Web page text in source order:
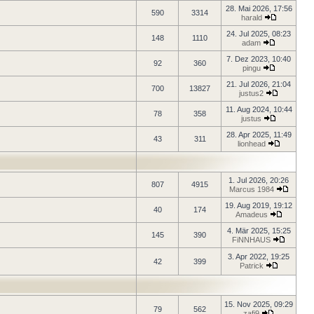
590 3314
28. Mai 2026, 17:56
harald
148 1110
24. Jul 2025, 08:23
adam
92 360
7. Dez 2023, 10:40
pingu
700 13827
21. Jul 2026, 21:04
justus2
78 358
11. Aug 2024, 10:44
justus
43 311
28. Apr 2025, 11:49
lionhead
807 4915
1. Jul 2026, 20:26
Marcus 1984
40 174
19. Aug 2019, 19:12
Amadeus
145 390
4. Mär 2025, 15:25
FiNNHAUS
42 399
3. Apr 2022, 19:25
Patrick
79 562
15. Nov 2025, 09:29